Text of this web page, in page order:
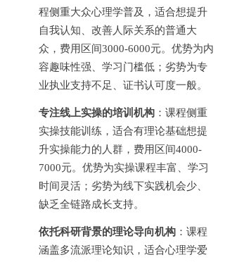
程侧重大众心理学普及，适合想提升
自我认知、改善人际关系的普通大
众，费用区间3000-6000元。优势为内
容趣味性强、学习门槛低；劣势为专
业执业支持不足、证书认可度一般。
专注线上实操的培训机构 ：课程侧重
实操技能训练，适合有理论基础想提
升实操能力的人群，费用区间4000-
7000元。优势为实操课程丰富、学习
时间灵活；劣势为线下实践机会少、
缺乏全链路成长支持。
依托科研背景的理论导向机构 ：课程
涵盖多流派理论知识，适合心理学爱